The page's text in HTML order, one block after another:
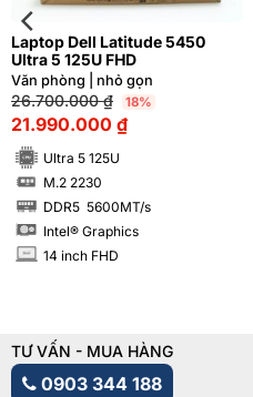
Laptop Dell Latitude 5450
Ultra 5 125U FHD
Văn phòng | nhỏ gọn
26.700.000₫ 18%
21.990.000 ₫
Ultra 5 125U
SSD M.2 2230
DDR5 5600MT/s
Intel® Graphics
INCH 14 inch FHD
TƯ VẤN - MUA HÀNG
0903 344 188